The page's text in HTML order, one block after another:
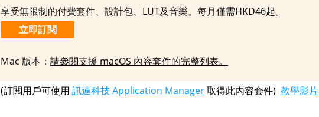
享受無限制的付費套件、設計包、LUT及音樂。每月僅需HKD46起。
立即訂閱
Mac 版本： 請參閱支援 macOS 內容套件的完整列表。
(訂閱用戶可使用 訊連科技 Application Manager取得此內容套件) 教學影片